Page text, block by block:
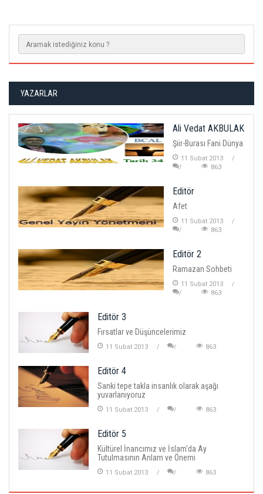
YAZARLAR
Ali Vedat AKBULAK
Şiir-Burası Fani Dünya
11 Subat 2013
863
Editör
Afet
11 Subat 2013
863
Editör 2
Ramazan Sohbeti
11 Subat 2013
863
Editör 3
Fırsatlar ve Düşüncelerimiz
11 Subat 2013 863
Editör 4
Sanki tepe takla insanlık olarak aşağı
yuvarlanıyoruz
11 Subat 2013 863
Editör 5
Kültürel İnancımız ve İslam'da Ay
Tutulmasının Anlam ve Önemi
11 Subat 2013 863